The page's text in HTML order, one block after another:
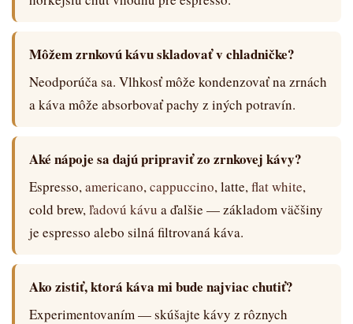
Môžem zrnkovú kávu skladovať v chladničke?
Neodporúča sa. Vlhkosť môže kondenzovať na zrnách
a káva môže absorbovať pachy z iných potravín.
Aké nápoje sa dajú pripraviť zo zrnkovej kávy?
Espresso,americano,cappuccino, latte,flat white,
cold brew,ľadovú kávu a ďalšie — základom väčšiny
je espresso alebo silná filtrovaná káva.
Ako zistiť, ktorá káva mi bude najviac chutiť?
Experimentovaním — skúšajte kávy z rôznych